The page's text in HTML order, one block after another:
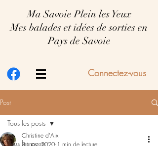
Ma Savoie Plein les Yeux
Mes balades et idées de sorties en
Pays de Savoie
Connectez-vous
Post
Tous les posts
Tous les posts
Christine d'Aix
3 janv. 2020 1 min de lecture